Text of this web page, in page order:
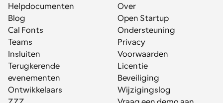
Helpdocumenten
Blog
Cal Fonts
Teams
Insluiten
Terugkerende
evenementen
Ontwikkelaars
Over
Open Startup
Ondersteuning
Privacy
Voorwaarden
Licentie
Beveiliging
Wijzigingslog